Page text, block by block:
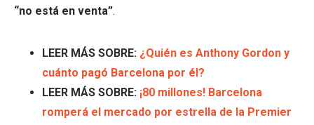
“no está en venta”.
LEER MÁS SOBRE: ¿Quién es Anthony Gordon y
cuánto pagó Barcelona por él?
LEER MÁS SOBRE: ¡80 millones! Barcelona
romperá el mercado por estrella de la Premier